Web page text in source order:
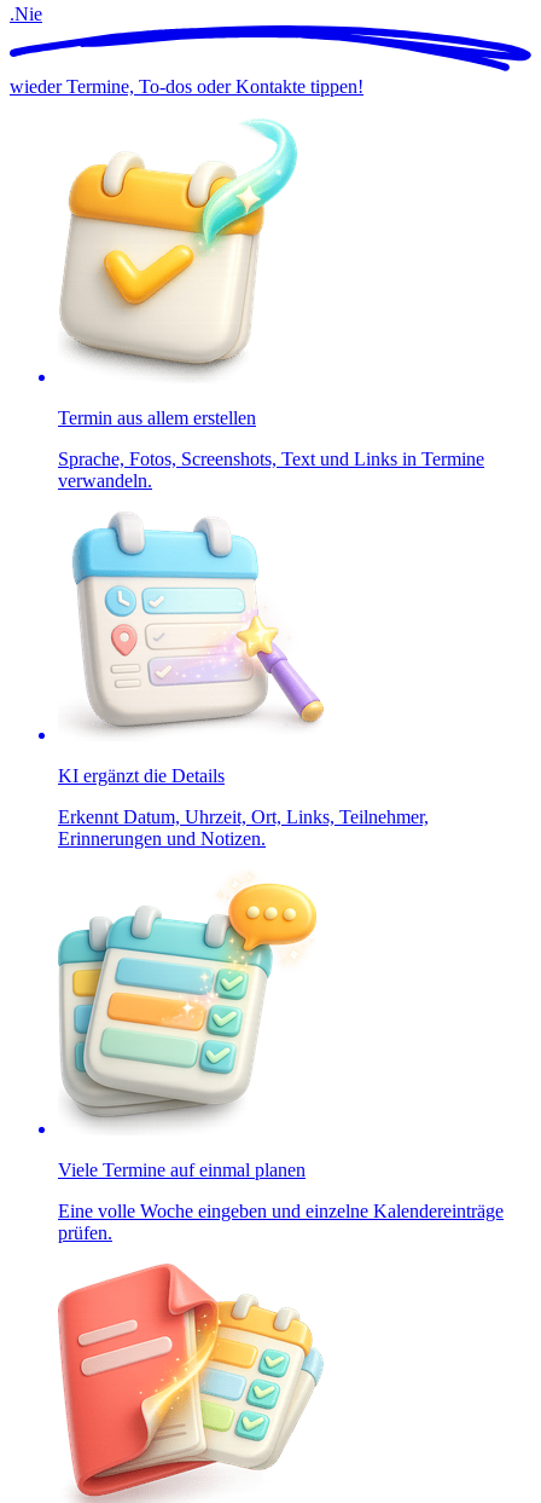
.Nie
wieder Termine, To-dos oder Kontakte tippen!
Termin aus allem erstellen
Sprache, Fotos, Screenshots, Text und Links in Termine
verwandeln.
KI ergänzt die Details
Erkennt Datum, Uhrzeit, Ort, Links, Teilnehmer,
Erinnerungen und Notizen.
Viele Termine auf einmal planen
Eine volle Woche eingeben und einzelne Kalendereinträge
prüfen.